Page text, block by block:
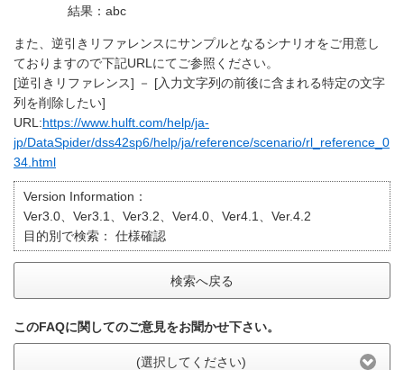
結果：abc
また、逆引きリファレンスにサンプルとなるシナリオをご用意し
ておりますので下記URLにてご参照ください。
[逆引きリファレンス] － [入力文字列の前後に含まれる特定の文字
列を削除したい]
URL:https://www.hulft.com/help/ja-
jp/DataSpider/dss42sp6/help/ja/reference/scenario/rl_reference_0
34.html
Version Information：
Ver3.0、Ver3.1、Ver3.2、Ver4.0、Ver4.1、Ver.4.2
目的別で検索：
仕様確認
検索へ戻る
このFAQに関してのご意見をお聞かせ下さい。
(選択してください)